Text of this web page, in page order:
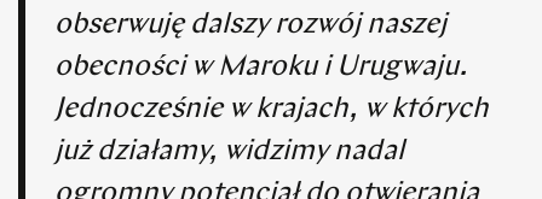
obserwuję dalszy rozwój naszej
obecności w Maroku i Urugwaju.
Jednocześnie w krajach, w których
już działamy, widzimy nadal